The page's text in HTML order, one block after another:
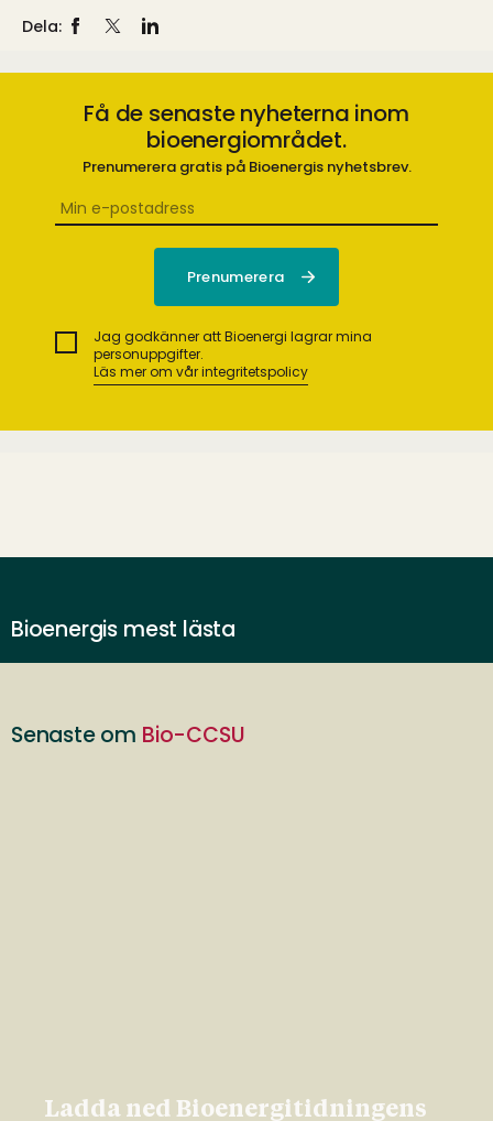
Dela:
Få de senaste nyheterna inom
bioenergiområdet.
Prenumerera gratis på Bioenergis nyhetsbrev.
Jag godkänner att Bioenergi lagrar mina
personuppgifter.
Läs mer om vår integritetspolicy
Bioenergis mest lästa
Senaste om Bio-CCSU
Ladda ned Bioenergitidningens